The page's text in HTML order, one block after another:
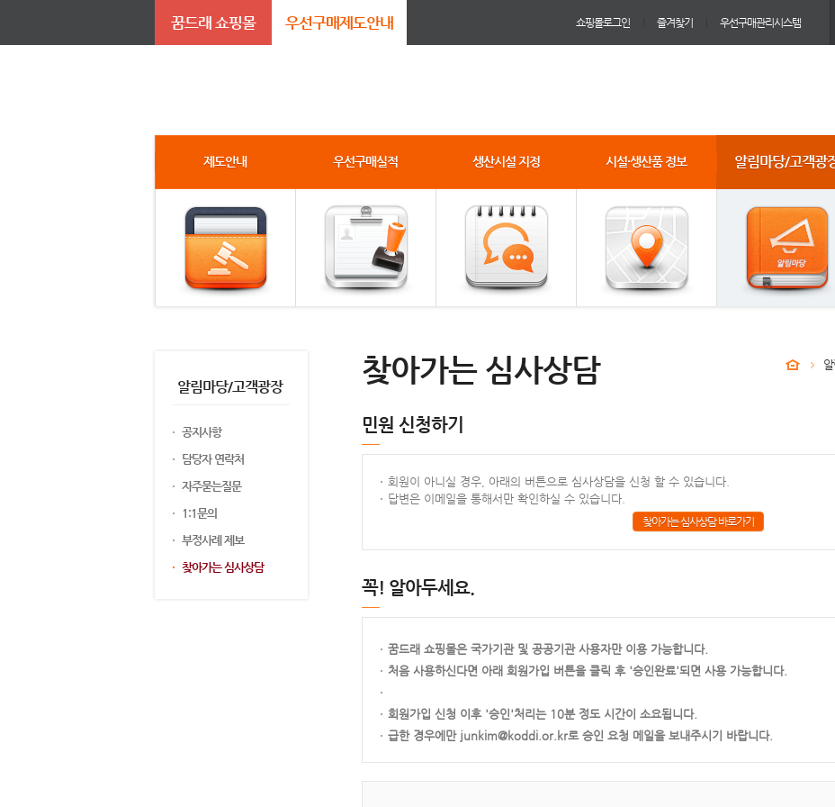
꿈드래 쇼핑몰 우선구매제도안내 쇼핑몰로그인 즐겨찾기 우선구매관리시스템
제도안내 우선구매실적 생산시설 지정 시설·생산품 정보 알림마당/고객광
알림마당/고객광장
공지사항
담당자 연락처
자주묻는질문
1:1문의
부정사례 제보
찾아가는 심사상담
찾아가는 심사상담
민원 신청하기
회원이 아니실 경우, 아래의 버튼으로 심사상담을 신청 할 수 있습니다.
답변은 이메일을 통해서만 확인하실 수 있습니다.
찾아가는 심사상담 바로가기
꼭! 알아두세요.
꿈드래 쇼핑몰은 국가기관 및 공공기관 사용자만 이용 가능합니다.
처음 사용하신다면 아래 회원가입 버튼을 클릭 후 '승인완료'되면 사용 가능합니다.
회원가입 신청 이후 '승인'처리는 10분 정도 시간이 소요됩니다.
급한 경우에만 junkim@koddi.or.kr로 승인 요청 메일을 보내주시기 바랍니다.